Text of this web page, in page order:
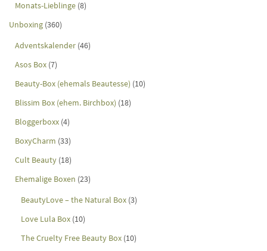
Monats-Lieblinge (8)
Unboxing (360)
Adventskalender (46)
Asos Box (7)
Beauty-Box (ehemals Beautesse) (10)
Blissim Box (ehem. Birchbox) (18)
Bloggerboxx (4)
BoxyCharm (33)
Cult Beauty (18)
Ehemalige Boxen (23)
BeautyLove – the Natural Box (3)
Love Lula Box (10)
The Cruelty Free Beauty Box (10)